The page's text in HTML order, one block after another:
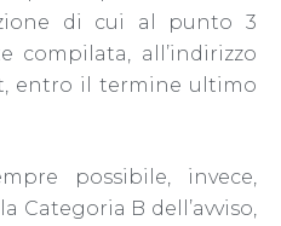
di cui al punto 3
compilata, all’indirizzo
entro il termine ultimo
possibile, invece,
Categoria B dell’avviso,